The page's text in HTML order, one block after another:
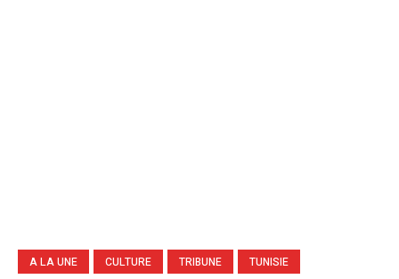
A LA UNE CULTURE TRIBUNE TUNISIE